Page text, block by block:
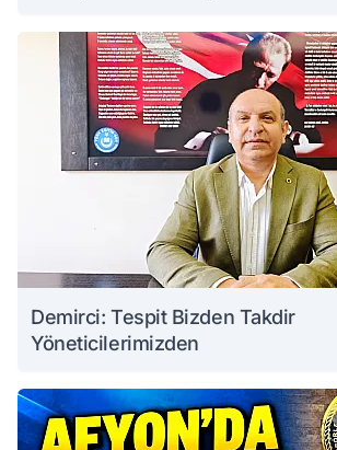
Demirci: Tespit Bizden Takdir
Yöneticilerimizden